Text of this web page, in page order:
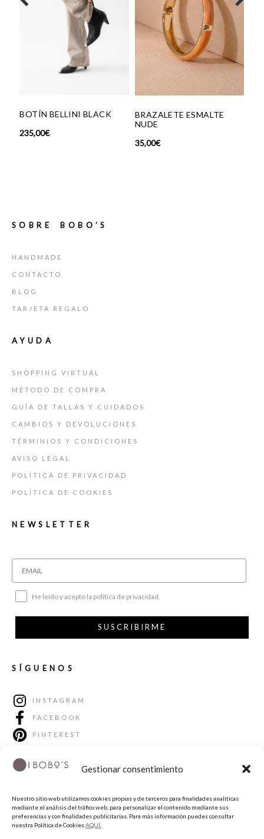
Gestionar consentimiento
Nuestro sitio web utilizamos cookies propias y de terceros para finalidades analíticas
mediante el análisis del tráfico web, para personalizar el contenido mediante sus
preferencias y con finalidades publicitarias. Para más información puedes consultar
nuestra Política de CookiesAQUÍ.
BOTÍN BELLINI BLACK
235,00€
BRAZALETE ESMALTE
NUDE
35,00€
SOBRE BOBO’S
HANDMADE
CONTACTO
BLOG
TARJETA REGALO
AYUDA
SHOPPING VIRTUAL
MÉTODO DE COMPRA
GUÍA DE TALLAS Y CUIDADOS
CAMBIOS Y DEVOLUCIONES
TÉRMINIOS Y CONDICIONES
AVISO LEGAL
POLÍTICA DE PRIVACIDAD
POLÍTICA DE COOKIES
NEWSLETTER
He leído y acepto la política de privacidad.
SUSCRIBIRME
SÍGUENOS
INSTAGRAM
FACEBOOK
PINTEREST